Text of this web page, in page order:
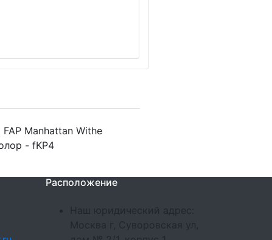
Manhattan Withe
- fKP4
Расположение
Наш юридический адрес:
Москва г, Суворовская ул,